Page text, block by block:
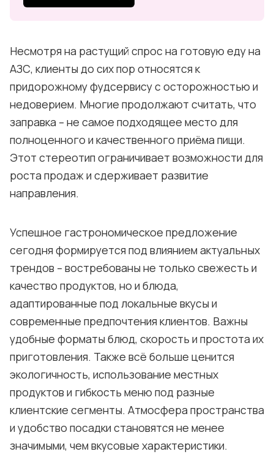
Несмотря на растущий спрос на готовую еду на
АЗС, клиенты до сих пор относятся к
придорожному фудсервису с осторожностью и
недоверием. Многие продолжают считать, что
заправка – не самое подходящее место для
полноценного и качественного приёма пищи.
Этот стереотип ограничивает возможности для
роста продаж и сдерживает развитие
направления.
Успешное гастрономическое предложение
сегодня формируется под влиянием актуальных
трендов – востребованы не только свежесть и
качество продуктов, но и блюда,
адаптированные под локальные вкусы и
современные предпочтения клиентов. Важны
удобные форматы блюд, скорость и простота их
приготовления. Также всё больше ценится
экологичность, использование местных
продуктов и гибкость меню под разные
клиентские сегменты. Атмосфера пространства
и удобство посадки становятся не менее
значимыми, чем вкусовые характеристики.